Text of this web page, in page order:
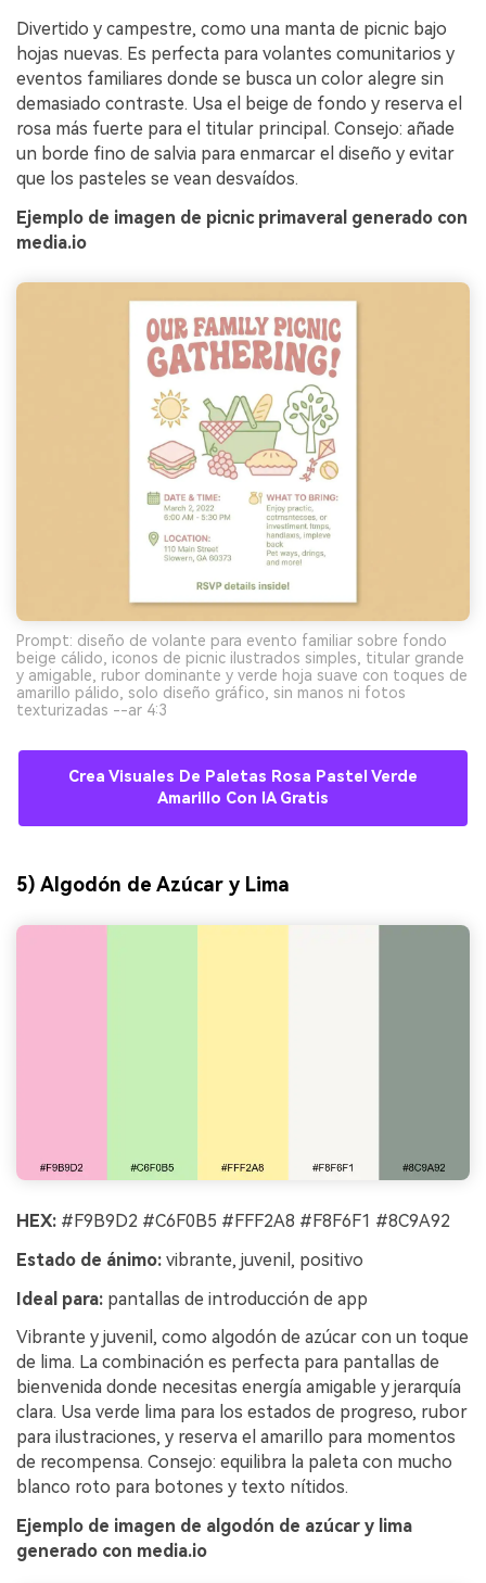
Divertido y campestre, como una manta de picnic bajo
hojas nuevas. Es perfecta para volantes comunitarios y
eventos familiares donde se busca un color alegre sin
demasiado contraste. Usa el beige de fondo y reserva el
rosa más fuerte para el titular principal. Consejo: añade
un borde fino de salvia para enmarcar el diseño y evitar
que los pasteles se vean desvaídos.
Ejemplo de imagen de picnic primaveral generado con
media.io
Prompt: diseño de volante para evento familiar sobre fondo
beige cálido, iconos de picnic ilustrados simples, titular grande
y amigable, rubor dominante y verde hoja suave con toques de
amarillo pálido, solo diseño gráfico, sin manos ni fotos
texturizadas --ar 4:3
Crea Visuales De Paletas Rosa Pastel Verde
Amarillo Con IA Gratis
5) Algodón de Azúcar y Lima
HEX: #F9B9D2 #C6F0B5 #FFF2A8 #F8F6F1 #8C9A92
Estado de ánimo: vibrante, juvenil, positivo
Ideal para: pantallas de introducción de app
Vibrante y juvenil, como algodón de azúcar con un toque
de lima. La combinación es perfecta para pantallas de
bienvenida donde necesitas energía amigable y jerarquía
clara. Usa verde lima para los estados de progreso, rubor
para ilustraciones, y reserva el amarillo para momentos
de recompensa. Consejo: equilibra la paleta con mucho
blanco roto para botones y texto nítidos.
Ejemplo de imagen de algodón de azúcar y lima
generado con media.io